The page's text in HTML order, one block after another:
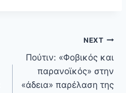
NEXT
Πούτιν: «Φοβικός και
παρανοϊκός» στην
«άδεια» παρέλαση της